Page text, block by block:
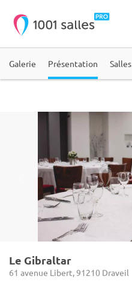
Galerie Présentation Salles
Le Gibraltar
61 avenue Libert, 91210 Draveil